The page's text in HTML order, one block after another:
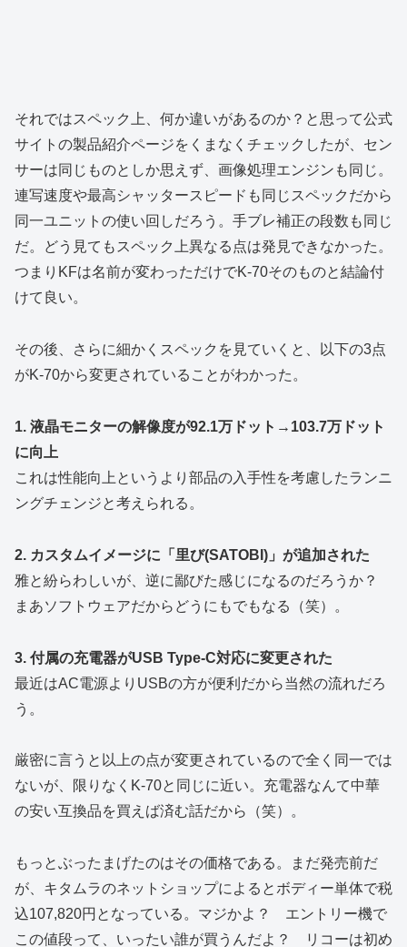
それではスペック上、何か違いがあるのか？と思って公式
サイトの製品紹介ページをくまなくチェックしたが、セン
サーは同じものとしか思えず、画像処理エンジンも同じ。
連写速度や最高シャッタースピードも同じスペックだから
同一ユニットの使い回しだろう。手ブレ補正の段数も同じ
だ。どう見てもスペック上異なる点は発見できなかった。
つまりKFは名前が変わっただけでK-70そのものと結論付
けて良い。
その後、さらに細かくスペックを見ていくと、以下の3点
がK-70から変更されていることがわかった。
1. 液晶モニターの解像度が92.1万ドット→103.7万ドット
に向上
これは性能向上というより部品の入手性を考慮したランニ
ングチェンジと考えられる。
2. カスタムイメージに「里び(SATOBI)」が追加された
雅と紛らわしいが、逆に鄙びた感じになるのだろうか？
まあソフトウェアだからどうにもでもなる（笑）。
3. 付属の充電器がUSB Type-C対応に変更された
最近はAC電源よりUSBの方が便利だから当然の流れだろ
う。
厳密に言うと以上の点が変更されているので全く同一では
ないが、限りなくK-70と同じに近い。充電器なんて中華
の安い互換品を買えば済む話だから（笑）。
もっとぶったまげたのはその価格である。まだ発売前だ
が、キタムラのネットショップによるとボディー単体で税
込107,820円となっている。マジかよ？ エントリー機で
この値段って、いったい誰が買うんだよ？ リコーは初め